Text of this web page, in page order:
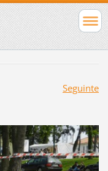
Seguinte